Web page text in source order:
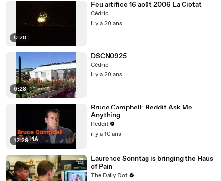
0:28
Feu artifice 16 août 2006 La Ciotat
Cédric
il y a 20 ans
6:28
DSCN0925
Cédric
il y a 20 ans
12:29
Bruce Campbell: Reddit Ask Me
Anything
Reddit
il y a 10 ans
Laurence Sonntag is bringing the Haus
of Pain
The Daily Dot